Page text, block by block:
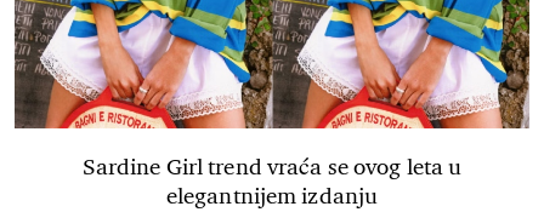
Sardine Girl trend vraća se ovog leta u
elegantnijem izdanju